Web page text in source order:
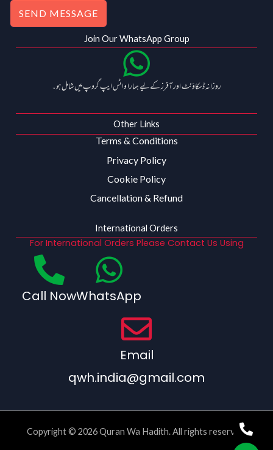
SEND MESSAGE
Join Our WhatsApp Group
روزانہ ڈسکاؤنٹ اور آفرز کے لیے ہمارا واٹس ایپ گروپ میں شامل ہو۔
Other Links
Terms & Conditions
Privacy Policy
Cookie Policy
Cancellation & Refund
International Orders
For International Orders Please Contact Us Using
Call NowWhatsApp
Email
qwh.india@gmail.com
Copyright © 2026 Quran Wa Hadith. All rights reserved.